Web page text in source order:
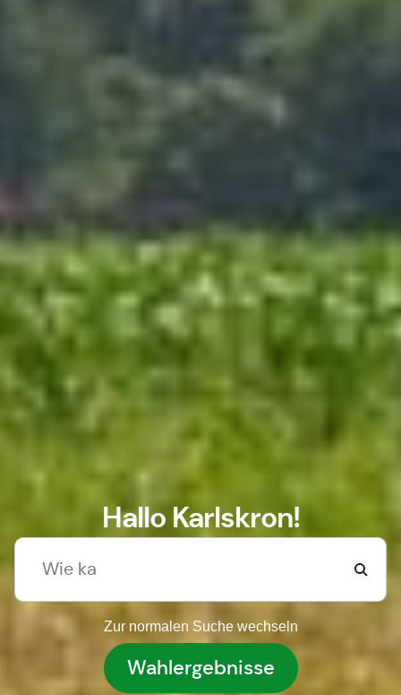
Hallo Karlskron!
Zur normalen Suche wechseln
Wahlergebnisse